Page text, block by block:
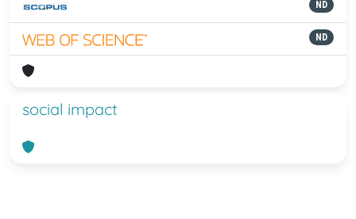
ND
ND
social impact